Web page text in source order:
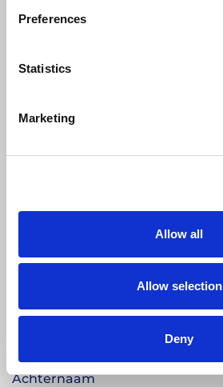
Preferences
Statistics
Marketing
Allow all
Allow selection
Deny
Voornaam
Achternaam